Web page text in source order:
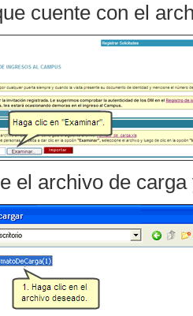
cuente con el
el archivo de